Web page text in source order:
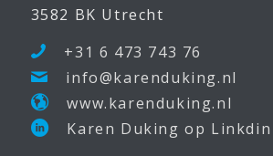
3582 BK Utrecht
+31 6 473 743 76
info@karenduking.nl
www.karenduking.nl
Karen Duking op Linkdin